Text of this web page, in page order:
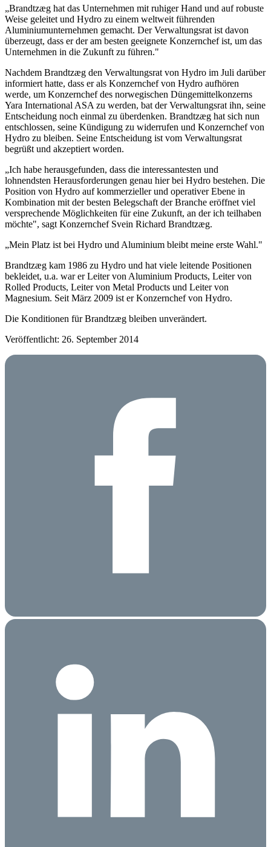
„Brandtzæg hat das Unternehmen mit ruhiger Hand und auf robuste
Weise geleitet und Hydro zu einem weltweit führenden
Aluminiumunternehmen gemacht. Der Verwaltungsrat ist davon
überzeugt, dass er der am besten geeignete Konzernchef ist, um das
Unternehmen in die Zukunft zu führen."
Nachdem Brandtzæg den Verwaltungsrat von Hydro im Juli darüber
informiert hatte, dass er als Konzernchef von Hydro aufhören
werde, um Konzernchef des norwegischen Düngemittelkonzerns
Yara International ASA zu werden, bat der Verwaltungsrat ihn, seine
Entscheidung noch einmal zu überdenken. Brandtzæg hat sich nun
entschlossen, seine Kündigung zu widerrufen und Konzernchef von
Hydro zu bleiben. Seine Entscheidung ist vom Verwaltungsrat
begrüßt und akzeptiert worden.
„Ich habe herausgefunden, dass die interessantesten und
lohnendsten Herausforderungen genau hier bei Hydro bestehen. Die
Position von Hydro auf kommerzieller und operativer Ebene in
Kombination mit der besten Belegschaft der Branche eröffnet viel
versprechende Möglichkeiten für eine Zukunft, an der ich teilhaben
möchte", sagt Konzernchef Svein Richard Brandtzæg.
„Mein Platz ist bei Hydro und Aluminium bleibt meine erste Wahl."
Brandtzæg kam 1986 zu Hydro und hat viele leitende Positionen
bekleidet, u.a. war er Leiter von Aluminium Products, Leiter von
Rolled Products, Leiter von Metal Products und Leiter von
Magnesium. Seit März 2009 ist er Konzernchef von Hydro.
Die Konditionen für Brandtzæg bleiben unverändert.
Veröffentlicht: 26. September 2014